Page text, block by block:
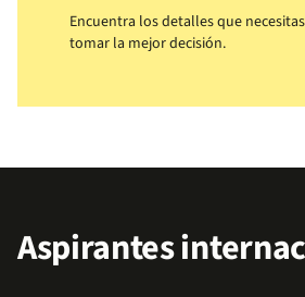
Encuentra los detalles que
tomar la mejor decisión.
Aspirantes